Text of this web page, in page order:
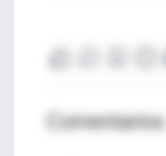
Comentarios